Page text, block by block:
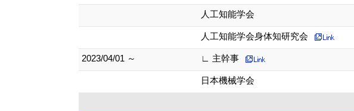
人工知能学会
人工知能学会身体知研究会
2023/04/01 ～ ∟ 主幹事
日本機械学会